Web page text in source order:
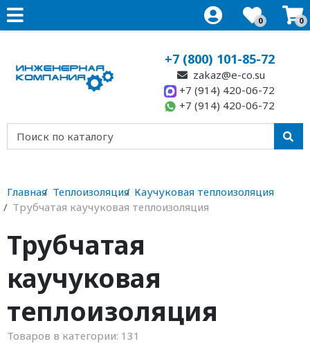
0 0
+7 (800) 101-85-72
zakaz@e-co.su
+7 (914) 420-06-72
+7 (914) 420-06-72
Главная Теплоизоляция Каучуковая теплоизоляция
Трубчатая каучуковая теплоизоляция
Трубчатая
каучуковая
теплоизоляция
Товаров в категории: 131